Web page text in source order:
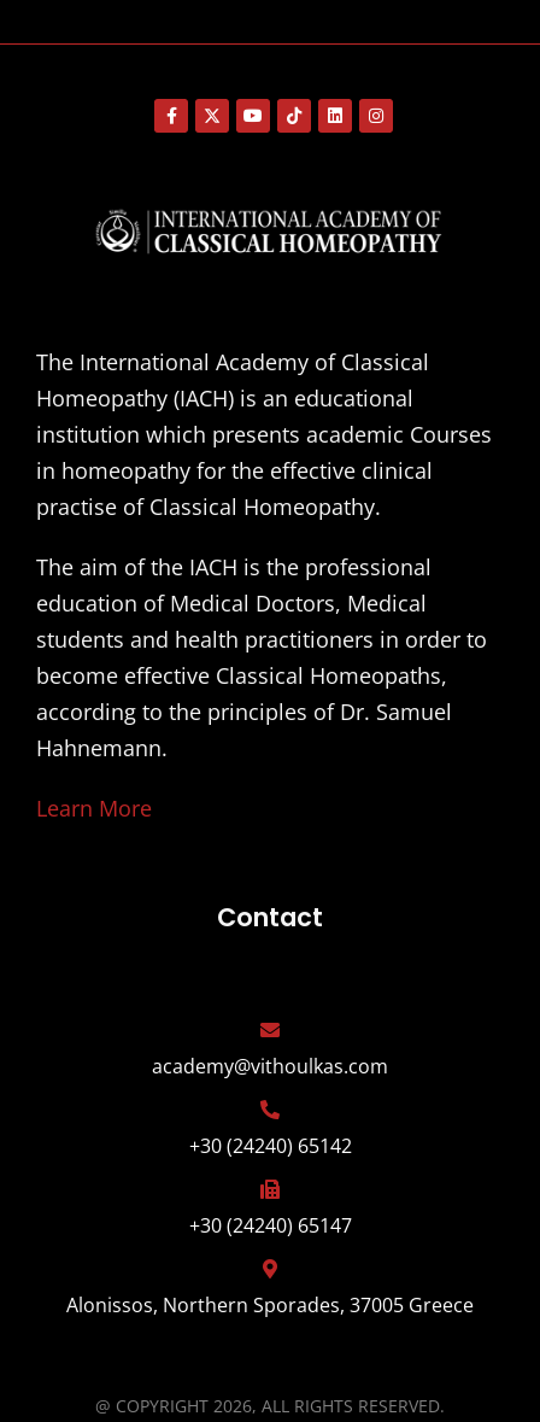
The International Academy of Classical
Homeopathy (IACH) is an educational
institution which presents academic Courses
in homeopathy for the effective clinical
practise of Classical Homeopathy.
The aim of the IACH is the professional
education of Medical Doctors, Medical
students and health practitioners in order to
become effective Classical Homeopaths,
according to the principles of Dr. Samuel
Hahnemann.
Learn More
Contact
academy@vithoulkas.com
+30 (24240) 65142
+30 (24240) 65147
Alonissos, Northern Sporades, 37005 Greece
@ COPYRIGHT 2026, ALL RIGHTS RESERVED.